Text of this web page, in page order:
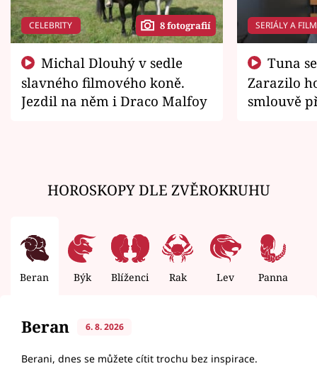
CELEBRITY 8 fotografií
slavného filmového koně.
Jezdil na něm i Draco Malfoy
SERIÁLY A
Zarazilo
smlouvě
HOROSKOPY DLE ZVĚROKRUHU
Beran Býk Blíženci Rak Lev Panna
Beran 6. 8. 2026
Berani, dnes se můžete cítit trochu bez inspirace.